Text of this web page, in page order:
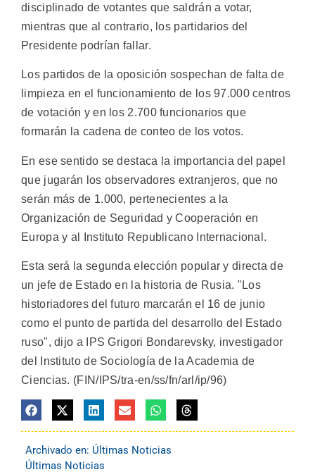
disciplinado de votantes que saldrán a votar,
mientras que al contrario, los partidarios del
Presidente podrían fallar.
Los partidos de la oposición sospechan de falta de
limpieza en el funcionamiento de los 97.000 centros
de votación y en los 2.700 funcionarios que
formarán la cadena de conteo de los votos.
En ese sentido se destaca la importancia del papel
que jugarán los observadores extranjeros, que no
serán más de 1.000, pertenecientes a la
Organización de Seguridad y Cooperación en
Europa y al Instituto Republicano Internacional.
Esta será la segunda elección popular y directa de
un jefe de Estado en la historia de Rusia. "Los
historiadores del futuro marcarán el 16 de junio
como el punto de partida del desarrollo del Estado
ruso", dijo a IPS Grigori Bondarevsky, investigador
del Instituto de Sociología de la Academia de
Ciencias. (FIN/IPS/tra-en/ss/fn/arl/ip/96)
Archivado en: Últimas Noticias
Últimas Noticias